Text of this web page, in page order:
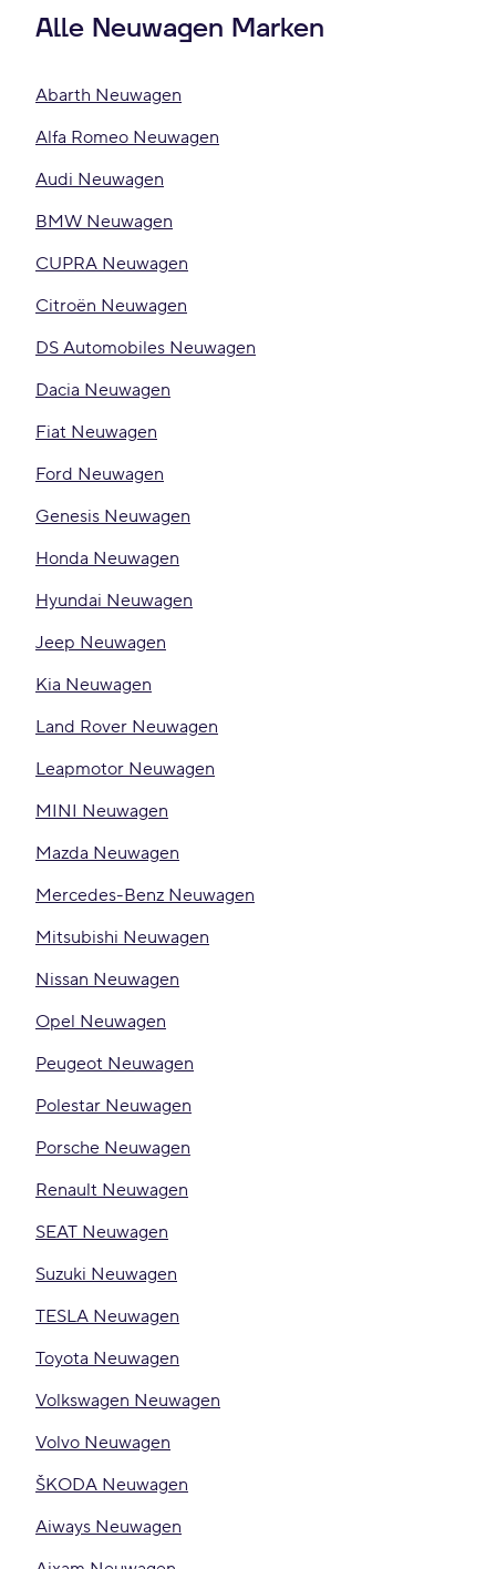
Alle Neuwagen Marken
Abarth Neuwagen
Alfa Romeo Neuwagen
Audi Neuwagen
BMW Neuwagen
CUPRA Neuwagen
Citroën Neuwagen
DS Automobiles Neuwagen
Dacia Neuwagen
Fiat Neuwagen
Ford Neuwagen
Genesis Neuwagen
Honda Neuwagen
Hyundai Neuwagen
Jeep Neuwagen
Kia Neuwagen
Land Rover Neuwagen
Leapmotor Neuwagen
MINI Neuwagen
Mazda Neuwagen
Mercedes-Benz Neuwagen
Mitsubishi Neuwagen
Nissan Neuwagen
Opel Neuwagen
Peugeot Neuwagen
Polestar Neuwagen
Porsche Neuwagen
Renault Neuwagen
SEAT Neuwagen
Suzuki Neuwagen
TESLA Neuwagen
Toyota Neuwagen
Volkswagen Neuwagen
Volvo Neuwagen
ŠKODA Neuwagen
Aiways Neuwagen